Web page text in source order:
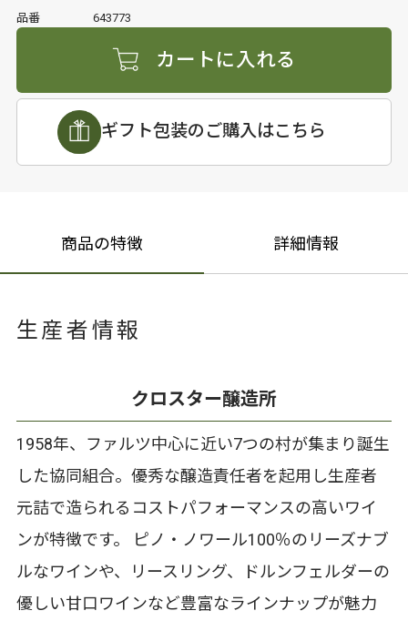
品番 643773
カートに入れる
ギフト包装のご購入はこちら
商品の特徴 詳細情報
生産者情報
クロスター醸造所
1958年、ファルツ中心に近い7つの村が集まり誕生
した協同組合。優秀な醸造責任者を起用し生産者
元詰で造られるコストパフォーマンスの高いワイ
ンが特徴です。 ピノ・ノワール100％のリーズナブ
ルなワインや、リースリング、ドルンフェルダーの
優しい甘口ワインなど豊富なラインナップが魅力